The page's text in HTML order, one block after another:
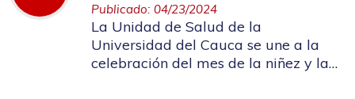
Publicado: 04/23/2024
La Unidad de Salud de la
Universidad del Cauca se une a la
celebración del mes de la niñez y la